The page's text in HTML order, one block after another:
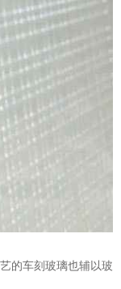
的车刻玻璃也辅以玻